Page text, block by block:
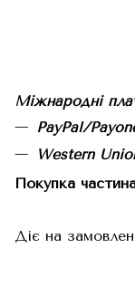
Міжнародні
PayPal/
Western
Покупка
Діє на